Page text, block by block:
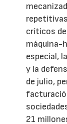
críticos
máquina-
especial,
y la
de julio,
21